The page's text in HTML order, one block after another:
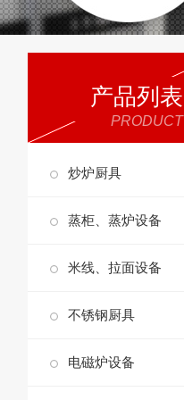
产品列表
PRODUCT
炒炉厨具
蒸柜、蒸炉设备
米线、拉面设备
不锈钢厨具
电磁炉设备